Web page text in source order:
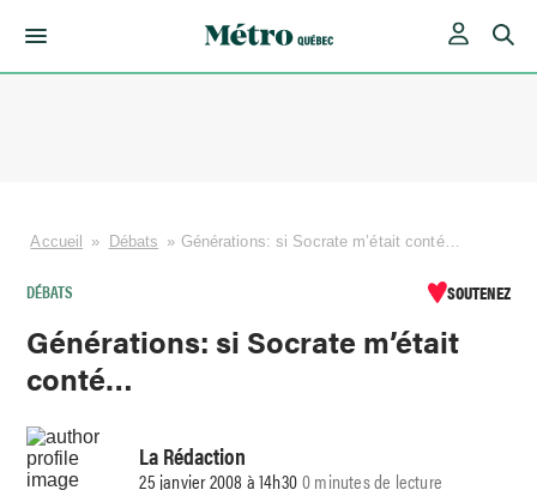
Accueil » Débats » Générations: si Socrate m’était conté…
DÉBATS SOUTENEZ
Générations: si Socrate m’était
conté…
La Rédaction
25 janvier 2008 à 14h300 minutes de lecture